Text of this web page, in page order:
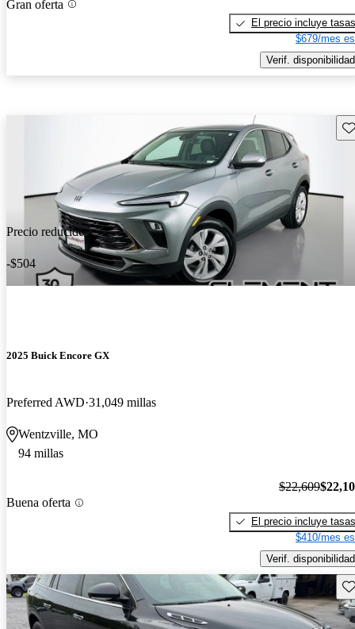
Gran oferta
El precio incluye tasas
$679/mes
Verif. disponibilidad
Precio reducido
-$504
2025 Buick Encore GX
Preferred AWD 31,049 millas
Wentzville, MO
94 millas
Buena oferta
$22,609
El precio incluye tasas
$410/mes
Verif. disponibilidad